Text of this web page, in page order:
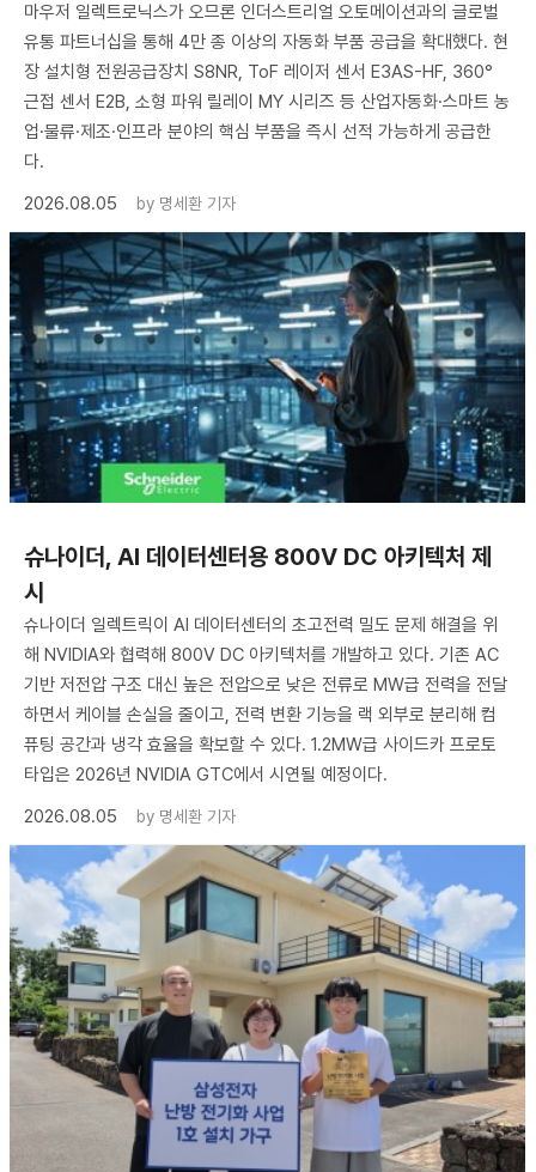
마우저 일렉트로닉스가 오므론 인더스트리얼 오토메이션과의 글로벌
유통 파트너십을 통해 4만 종 이상의 자동화 부품 공급을 확대했다. 현
장 설치형 전원공급장치 S8NR, ToF 레이저 센서 E3AS-HF, 360°
근접 센서 E2B, 소형 파워 릴레이 MY 시리즈 등 산업자동화·스마트 농
업·물류·제조·인프라 분야의 핵심 부품을 즉시 선적 가능하게 공급한
다.
2026.08.05
by 명세환 기자
슈나이더, AI 데이터센터용 800V DC 아키텍처 제
시
슈나이더 일렉트릭이 AI 데이터센터의 초고전력 밀도 문제 해결을 위
해 NVIDIA와 협력해 800V DC 아키텍처를 개발하고 있다. 기존 AC
기반 저전압 구조 대신 높은 전압으로 낮은 전류로 MW급 전력을 전달
하면서 케이블 손실을 줄이고, 전력 변환 기능을 랙 외부로 분리해 컴
퓨팅 공간과 냉각 효율을 확보할 수 있다. 1.2MW급 사이드카 프로토
타입은 2026년 NVIDIA GTC에서 시연될 예정이다.
2026.08.05
by 명세환 기자